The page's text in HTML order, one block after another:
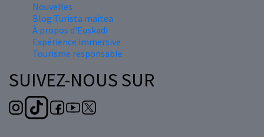
Nouvelles
Blog Turista maitea
À propos d'Euskadi
Expérience immersive
Tourisme responsable
SUIVEZ-NOUS SUR